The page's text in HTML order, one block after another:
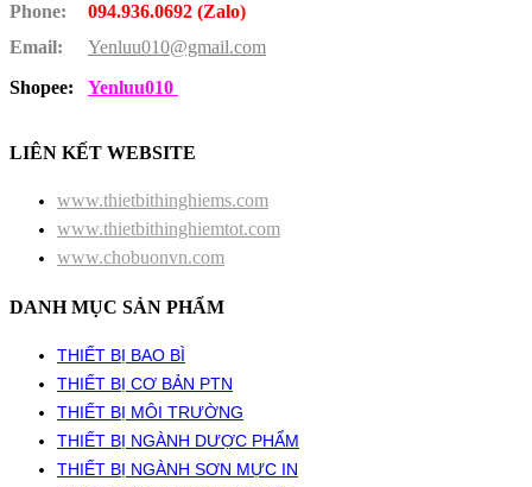
Phone:
094.936.0692 (Zalo)
Email:
Yenluu010@gmail.com
Shopee:
Yenluu010
LIÊN KẾT WEBSITE
www.thietbithinghiems.com
www.thietbithinghiemtot.com
www.chobuonvn.com
DANH MỤC SẢN PHẨM
THIẾT BỊ BAO BÌ
THIẾT BỊ CƠ BẢN PTN
THIẾT BỊ MÔI TRƯỜNG
THIẾT BỊ NGÀNH DƯỢC PHẨM
THIẾT BỊ NGÀNH SƠN MỰC IN